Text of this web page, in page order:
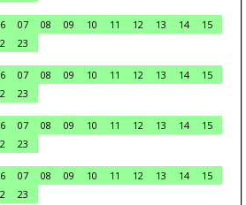
07 08 09 10 11 12 13 14
15
23
07 08 09 10 11 12 13 14
15
23
07 08 09 10 11 12 13 14
15
23
07 08 09 10 11 12 13 14
15
23